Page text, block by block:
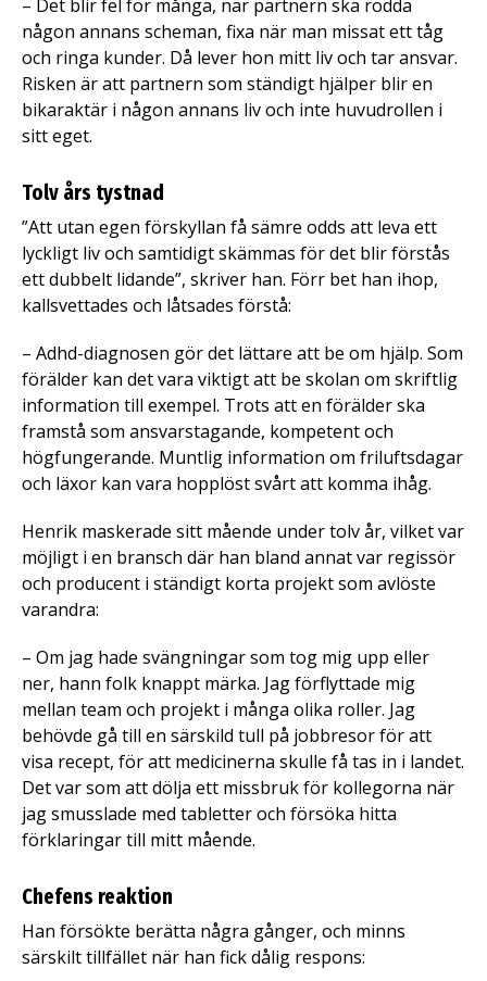
– Det blir fel för många, när partnern ska rodda
någon annans scheman, fixa när man missat ett tåg
och ringa kunder. Då lever hon mitt liv och tar ansvar.
Risken är att partnern som ständigt hjälper blir en
bikaraktär i någon annans liv och inte huvudrollen i
sitt eget.
Tolv års tystnad
”Att utan egen förskyllan få sämre odds att leva ett
lyckligt liv och samtidigt skämmas för det blir förstås
ett dubbelt lidande”, skriver han. Förr bet han ihop,
kallsvettades och låtsades förstå:
– Adhd-diagnosen gör det lättare att be om hjälp. Som
förälder kan det vara viktigt att be skolan om skriftlig
information till exempel. Trots att en förälder ska
framstå som ansvarstagande, kompetent och
högfungerande. Muntlig information om friluftsdagar
och läxor kan vara hopplöst svårt att komma ihåg.
Henrik maskerade sitt mående under tolv år, vilket var
möjligt i en bransch där han bland annat var regissör
och producent i ständigt korta projekt som avlöste
varandra:
– Om jag hade svängningar som tog mig upp eller
ner, hann folk knappt märka. Jag förflyttade mig
mellan team och projekt i många olika roller. Jag
behövde gå till en särskild tull på jobbresor för att
visa recept, för att medicinerna skulle få tas in i landet.
Det var som att dölja ett missbruk för kollegorna när
jag smusslade med tabletter och försöka hitta
förklaringar till mitt mående.
Chefens reaktion
Han försökte berätta några gånger, och minns
särskilt tillfället när han fick dålig respons: